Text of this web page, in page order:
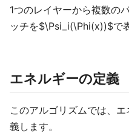
1つのレイヤーから複数の
ッチを$\Psi_i(\Phi(x))$で
エネルギーの定義
このアルゴリズムでは、
義します。